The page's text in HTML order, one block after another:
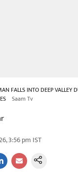
FALLS INTO DEEP VALLEY
Saam Tv
3:56 pm IST